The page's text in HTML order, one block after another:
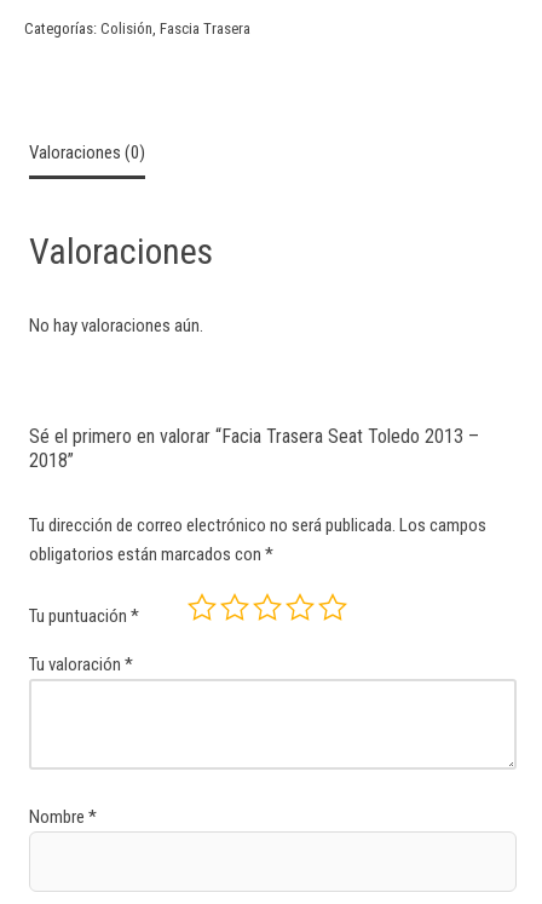
Categorías: Colisión, Fascia Trasera
Valoraciones (0)
Valoraciones
No hay valoraciones aún.
Sé el primero en valorar “Facia Trasera Seat Toledo 2013 –
2018”
Tu dirección de correo electrónico no será publicada. Los campos
obligatorios están marcados con *
Tu puntuación *
Tu valoración *
Nombre *